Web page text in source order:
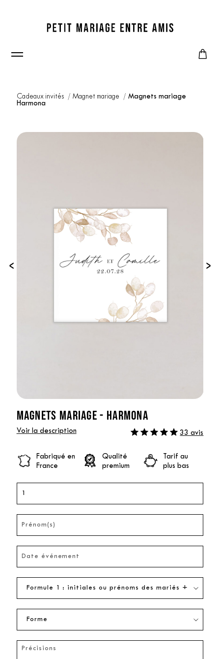
Cadeaux invités Magnet mariage
Magnets mariage
Harmona
‹ ›
MAGNETS MARIAGE - HARMONA
Voir la description 33 avis
Fabriqué en
France
Qualité
premium
Tarif au
plus bas